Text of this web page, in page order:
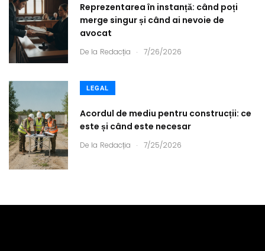
Reprezentarea în instanță: când poți
merge singur și când ai nevoie de
avocat
De la Redacția . 7/26/2026
LEGAL
Acordul de mediu pentru construcții: ce
este și când este necesar
De la Redacția . 7/25/2026